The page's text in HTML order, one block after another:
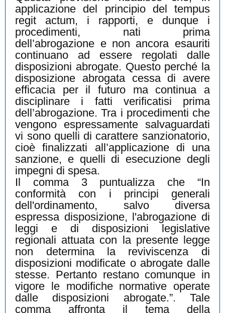
applicazione del principio del tempus
regit actum, i rapporti, e dunque i
procedimenti, nati prima
dell’abrogazione e non ancora esauriti
continuano ad essere regolati dalle
disposizioni abrogate. Questo perché la
disposizione abrogata cessa di avere
efficacia per il futuro ma continua a
disciplinare i fatti verificatisi prima
dell’abrogazione. Tra i procedimenti che
vengono espressamente salvaguardati
vi sono quelli di carattere sanzionatorio,
cioè finalizzati all’applicazione di una
sanzione, e quelli di esecuzione degli
impegni di spesa.
Il comma 3 puntualizza che “In
conformità con i principi generali
dell'ordinamento, salvo diversa
espressa disposizione, l'abrogazione di
leggi e di disposizioni legislative
regionali attuata con la presente legge
non determina la reviviscenza di
disposizioni modificate o abrogate dalle
stesse. Pertanto restano comunque in
vigore le modifiche normative operate
dalle disposizioni abrogate.”. Tale
comma affronta il tema della